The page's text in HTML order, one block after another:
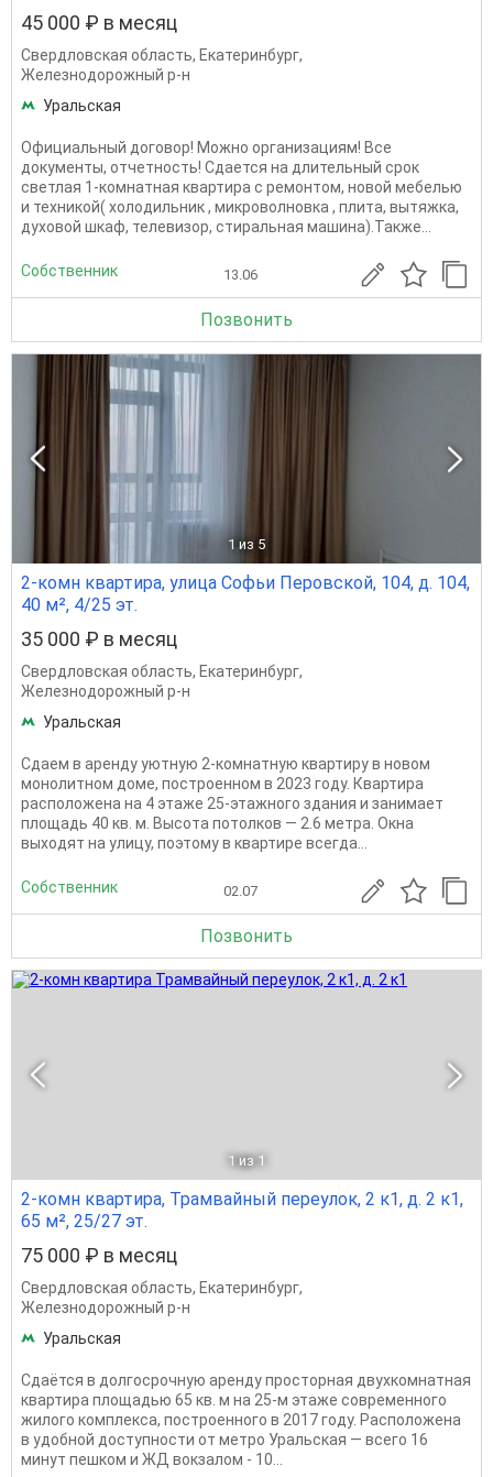
45 000 ₽ в месяц
Свердловская область, Екатеринбург,
Железнодорожный р-н
Уральская
Официальный договор! Можно организациям! Все
документы, отчетность! Сдается на длительный срок
светлая 1-комнатная квартира с ремонтом, новой мебелью
и техникой( холодильник , микроволновка , плита, вытяжка,
духовой шкаф, телевизор, стиральная машина).Также...
Собственник 13.06
Позвонить
1 из 5
2-комн квартира, улица Софьи Перовской, 104, д. 104,
40 м², 4/25 эт.
35 000 ₽ в месяц
Свердловская область, Екатеринбург,
Железнодорожный р-н
Уральская
Сдаем в аренду уютную 2-комнатную квартиру в новом
монолитном доме, построенном в 2023 году. Квартира
расположена на 4 этаже 25-этажного здания и занимает
площадь 40 кв. м. Высота потолков — 2.6 метра. Окна
выходят на улицу, поэтому в квартире всегда...
Собственник 02.07
Позвонить
1 из 1
2-комн квартира, Трамвайный переулок, 2 к1, д. 2 к1,
65 м², 25/27 эт.
75 000 ₽ в месяц
Свердловская область, Екатеринбург,
Железнодорожный р-н
Уральская
Сдаётся в долгосрочную аренду просторная двухкомнатная
квартира площадью 65 кв. м на 25-м этаже современного
жилого комплекса, построенного в 2017 году. Расположена
в удобной доступности от метро Уральская — всего 16
минут пешком и ЖД вокзалом - 10...